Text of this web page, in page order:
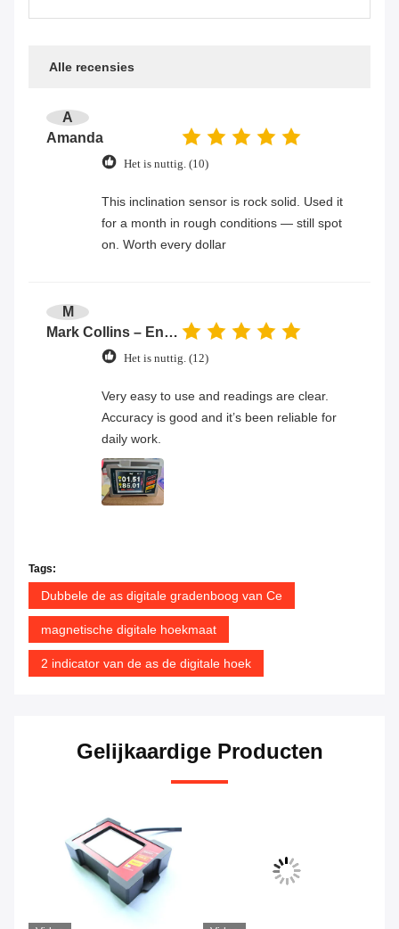
Alle recensies
A
Amanda
Het is nuttig. (10)
This inclination sensor is rock solid. Used it
for a month in rough conditions — still spot
on. Worth every dollar
M
Mark Collins – Engineer
Het is nuttig. (12)
Very easy to use and readings are clear.
Accuracy is good and it’s been reliable for
daily work.
Tags:
Dubbele de as digitale gradenboog van Ce
magnetische digitale hoekmaat
2 indicator van de as de digitale hoek
Gelijkaardige Producten